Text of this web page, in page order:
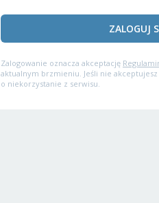
ZALOGUJ
Zalogowanie oznacza akceptację
aktualnym brzmieniu. Jeśli nie
o niekorzystanie z serwisu.